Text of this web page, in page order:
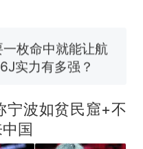
枚命中就能让航
实力有多强？
应
"登陆 中心附近最
宁波如贫民窟+不
国